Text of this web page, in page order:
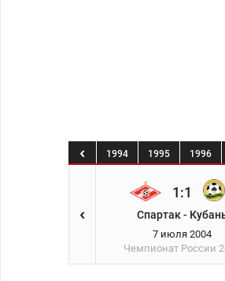
1993 1994 1995 1996
1:1
Спартак -
7 июля 2004
Чемпионат России